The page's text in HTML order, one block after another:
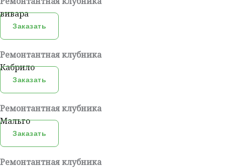
вивара
Заказать
Ремонтантная клубника
Кабрило
Заказать
Ремонтантная клубника
Мальго
Заказать
Ремонтантная клубника